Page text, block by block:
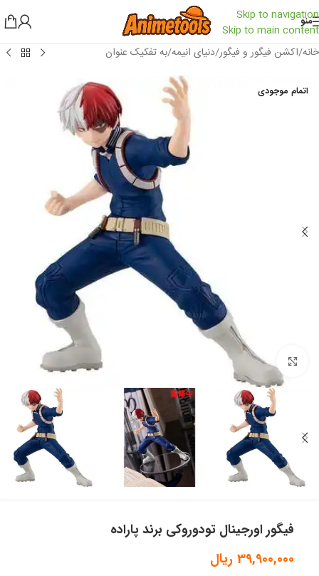
Skip to navigation
Skip to main content
منو
خانه/اکشن فیگور و فیگور/دنیای انیمه/به تفکیک عنوان
اتمام موجودی
بزرگنمایی تصویر
فیگور اورجینال تودوروکی برند پاراده
39,900,000 ریال